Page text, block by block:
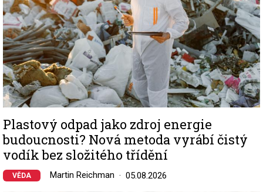
Plastový odpad jako zdroj energie
budoucnosti? Nová metoda vyrábí čistý
vodík bez složitého třídění
VĚDA Martin Reichman 05.08.2026